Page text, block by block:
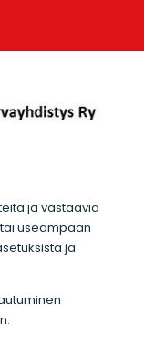
Savon
ja vastaavia
useampaan
ja